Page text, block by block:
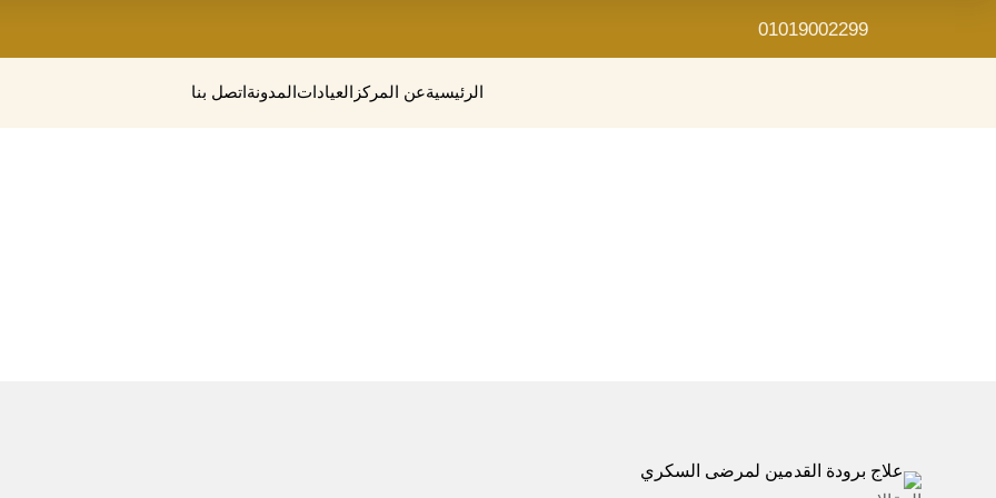
01019002299
الرئيسيةعن المركز العيادات المدونة اتصل بنا